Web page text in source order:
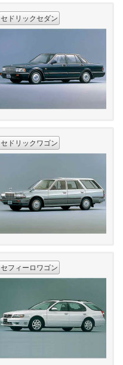
セドリックセダン
セドリックワゴン
セフィーロワゴン